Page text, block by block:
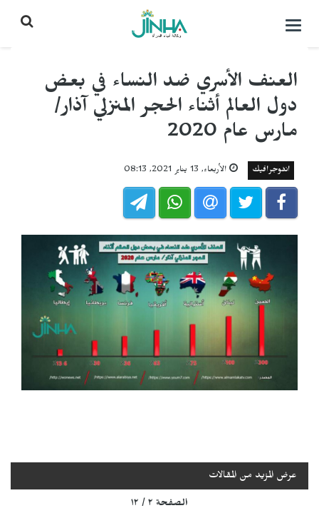
التحكم
العنف الأسري ضد النساء في بعض
دول العالم أثناء الحجر المنزلي آذار/
مارس عام 2020
انفوجرافيك الأربعاء, 13 يناير 2021, 08:13
عرض المزيد من المقالات
الصفحة ٢ / ١٢